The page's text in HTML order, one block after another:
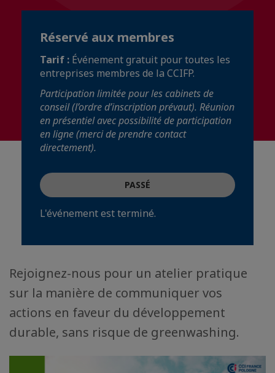
Réservé aux membres
Tarif : Événement gratuit pour toutes les
entreprises membres de la CCIFP.
Participation limitée pour les cabinets de
conseil (l’ordre d’inscription prévaut). Réunion
en présentiel avec possibilité de participation
en ligne (merci de prendre contact
directement).
PASSÉ
L'événement est terminé.
Rejoignez-nous pour un atelier pratique
sur la manière de communiquer vos
actions en faveur du développement
durable, sans risque de greenwashing.